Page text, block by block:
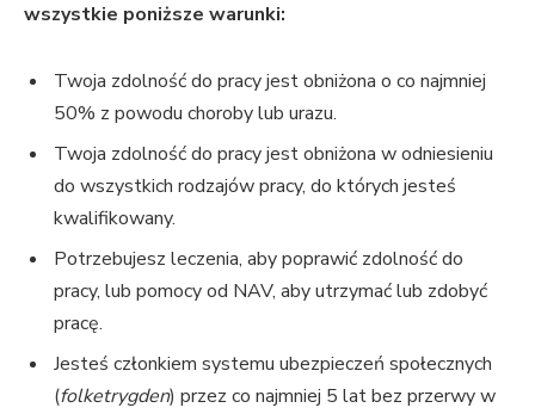
wszystkie poniższe warunki:
Twoja zdolność do pracy jest obniżona o co najmniej
50% z powodu choroby lub urazu.
Twoja zdolność do pracy jest obniżona w odniesieniu
do wszystkich rodzajów pracy, do których jesteś
kwalifikowany.
Potrzebujesz leczenia, aby poprawić zdolność do
pracy, lub pomocy od NAV, aby utrzymać lub zdobyć
pracę.
Jesteś członkiem systemu ubezpieczeń społecznych
(folketrygden) przez co najmniej 5 lat bez przerwy w